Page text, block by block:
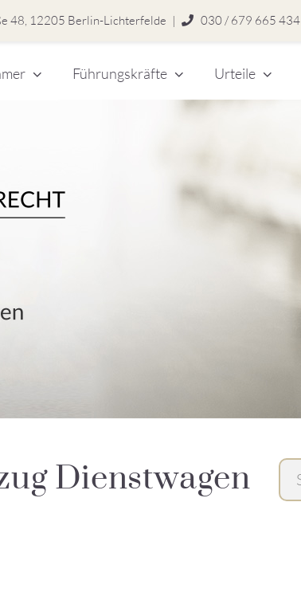
48, 12205 Berlin-Lichterfelde | 030 / 679 665 434
Führungskräfte Urteile
Dr.
Reichert
Dienstwagen